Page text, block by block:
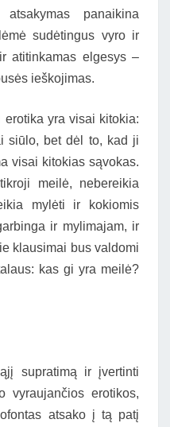
panaikina
sudėtingus vyro ir
atitinkamas elgesys –
ieškojimas.
yra visai kitokia:
siūlo, bet dėl to, kad ji
visai kitokias sąvokas.
meilė, nebereikia
mylėti ir kokiomis
ir mylimajam, ir
klausimai bus valdomi
kas gi yra meilė?
supratimą ir įvertinti
vyraujančios erotikos,
atsako į tą patį